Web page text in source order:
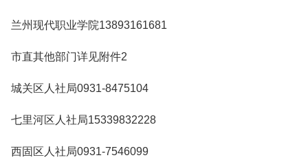
兰州现代职业学院13893161681
市直其他部门详见附件2
城关区人社局0931-8475104
七里河区人社局15339832228
西固区人社局0931-7546099